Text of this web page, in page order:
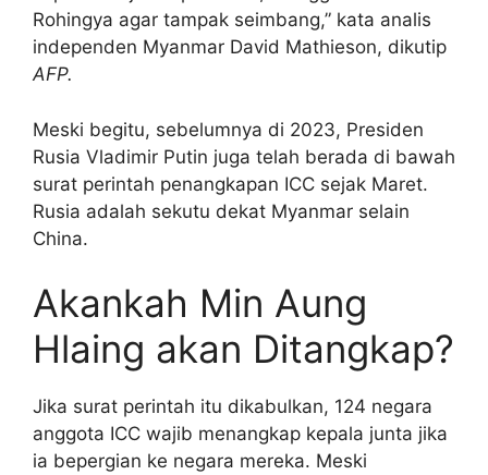
Rohingya agar tampak seimbang,” kata analis
independen Myanmar David Mathieson, dikutip
AFP.
Meski begitu, sebelumnya di 2023, Presiden
Rusia Vladimir Putin juga telah berada di bawah
surat perintah penangkapan ICC sejak Maret.
Rusia adalah sekutu dekat Myanmar selain
China.
Akankah Min Aung
Hlaing akan Ditangkap?
Jika surat perintah itu dikabulkan, 124 negara
anggota ICC wajib menangkap kepala junta jika
ia bepergian ke negara mereka. Meski